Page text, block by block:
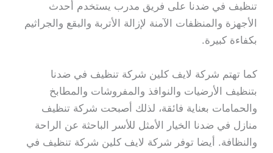
تنظيف في ضدنا على فريق مدرب يستخدم أحدث
الأجهزة والمنظفات الآمنة لإزالة الأتربة والبقع والجراثيم
بكفاءة كبيرة.
كما تهتم شركة لايف كلين شركة تنظيف في ضدنا
بتنظيف الأرضيات والنوافذ والمفروشات والمطابخ
والحمامات بعناية فائقة، لذلك أصبحت شركة تنظيف
منازل في ضدنا الخيار الأمثل للأسر الباحثة عن الراحة
والنظافة. أيضا توفر شركة لايف كلين شركة تنظيف في